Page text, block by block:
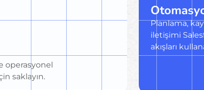
operasyonel
saklayın.
Planlama,
iletişimi
akışları